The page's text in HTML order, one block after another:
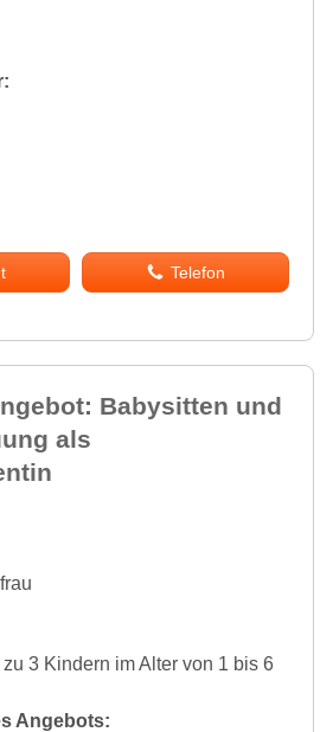
Telefon
Babysitten und
als
3 Kindern im Alter von 1 bis 6
Angebots: